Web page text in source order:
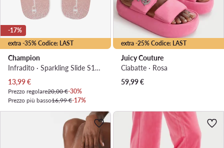
extra -35% Codice: LAST
-17%
Champion
Infradito · Sparkling Slide S11688-CHA-PS018 · Rosa
Prezzo attuale
13,99€
Prezzo regolare20,00 €-30%
Prezzo più basso16,99 €-17%
extra -25% Codice: LAST
Juicy Couture
Ciabatte · Rosa
59,99€